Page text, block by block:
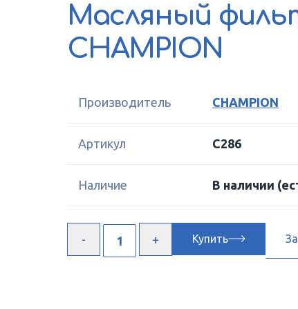
Масляный
CHAMPION
Производитель CHAMPION
Артикул C286
Наличие В наличии
Купить